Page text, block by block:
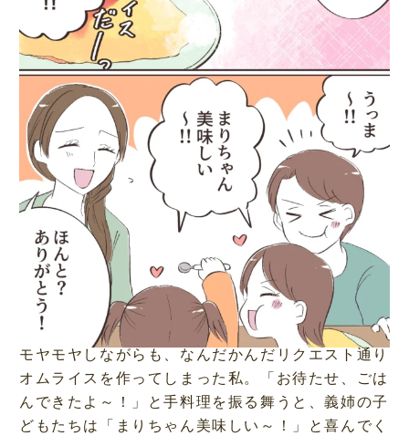
モヤモヤしながらも、なんだかんだリクエスト通り
オムライスを作ってしまった私。「お待たせ、ごは
んできたよ～！」と手料理を振る舞うと、義姉の子
どもたちは「まりちゃん美味しい～！」と喜んでく